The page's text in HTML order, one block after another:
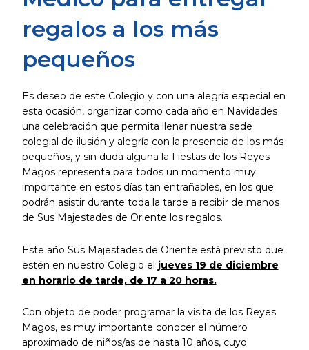
regalos a los más
pequeños
Es deseo de este Colegio y con una alegría especial en
esta ocasión, organizar como cada año en Navidades
una celebración que permita llenar nuestra sede
colegial de ilusión y alegría con la presencia de los más
pequeños, y sin duda alguna la Fiestas de los Reyes
Magos representa para todos un momento muy
importante en estos días tan entrañables, en los que
podrán asistir durante toda la tarde a recibir de manos
de Sus Majestades de Oriente los regalos.
Este año Sus Majestades de Oriente está previsto que
estén en nuestro Colegio el jueves 19 de diciembre
en horario de tarde, de 17 a 20 horas.
Con objeto de poder programar la visita de los Reyes
Magos, es muy importante conocer el número
aproximado de niños/as de hasta 10 años, cuyo